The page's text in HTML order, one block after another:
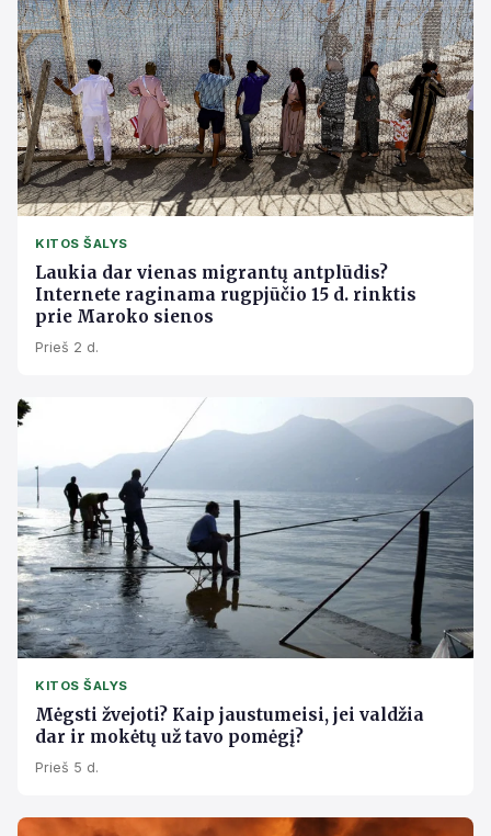
KITOS ŠALYS
Laukia dar vienas migrantų antplūdis?
Internete raginama rugpjūčio 15 d. rinktis
prie Maroko sienos
Prieš 2 d.
KITOS ŠALYS
Mėgsti žvejoti? Kaip jaustumeisi, jei valdžia
dar ir mokėtų už tavo pomėgį?
Prieš 5 d.